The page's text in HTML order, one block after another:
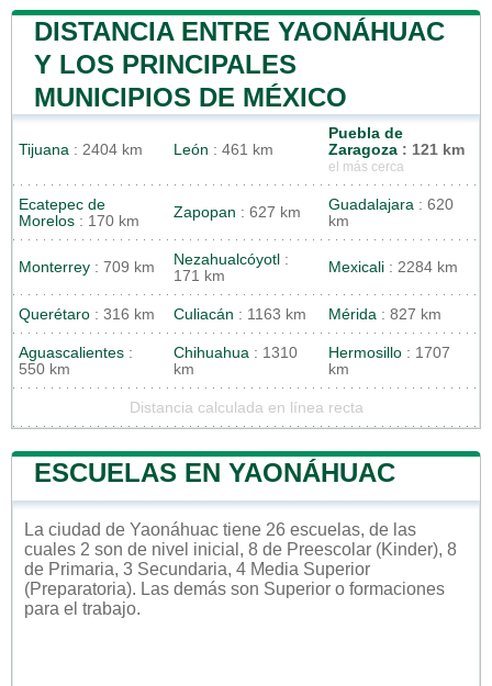
DISTANCIA ENTRE YAONÁHUAC
Y LOS PRINCIPALES
MUNICIPIOS DE MÉXICO
Tijuana : 2404 km León : 461 km
Puebla de
Zaragoza : 121 km
el más cerca
Ecatepec de
Morelos : 170 km
Zapopan : 627 km Guadalajara : 620
km
Monterrey : 709 km Nezahualcóyotl :
171 km
Mexicali : 2284 km
Querétaro : 316 km Culiacán : 1163 km Mérida : 827 km
Aguascalientes :
550 km
Chihuahua : 1310
km
Hermosillo : 1707
km
Distancia calculada en línea recta
ESCUELAS EN YAONÁHUAC
La ciudad de Yaonáhuac tiene 26 escuelas, de las
cuales 2 son de nivel inicial, 8 de Preescolar (Kinder), 8
de Primaria, 3 Secundaria, 4 Media Superior
(Preparatoria). Las demás son Superior o formaciones
para el trabajo.